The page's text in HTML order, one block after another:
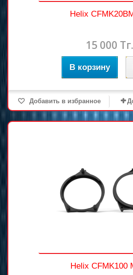
Helix
15 000 Тг.
В корзину
Добавить в избранное
Helix CFMK100